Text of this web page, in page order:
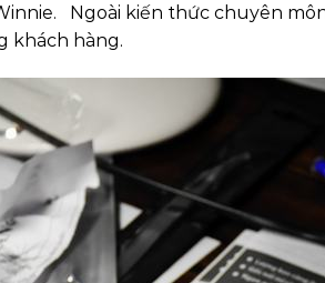
Ngoài kiến thức chuyên
khách hàng.